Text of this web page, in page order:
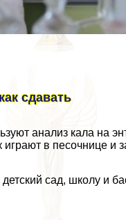
сдавать
анализ кала на
в песочнице и
сад, школу и